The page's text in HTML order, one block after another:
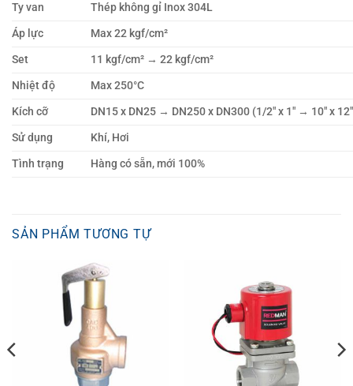
Ty van
Thép không gỉ Inox 304L
Áp lực
Max 22 kgf/cm²
Set
11 kgf/cm² → 22 kgf/cm²
Nhiệt độ
Max 250°C
Kích cỡ
DN15 x DN25 → DN250 x DN300 (1/2″ x 1″ → 10″ x
Sử dụng
Khí, Hơi
Tình trạng
Hàng có sẵn, mới 100%
SẢN PHẨM TƯƠNG TỰ